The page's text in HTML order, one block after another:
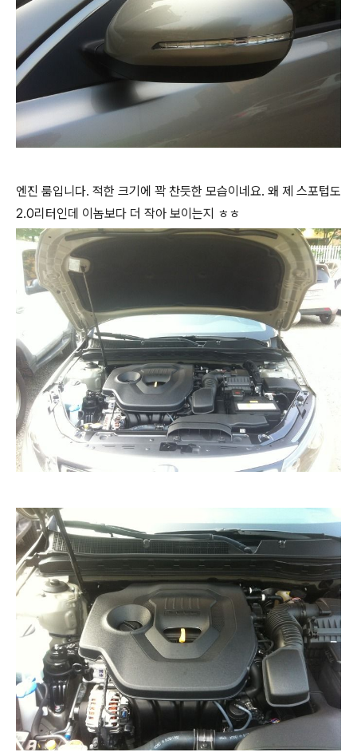
엔진 룸입니다. 적한 크기에 꽉 찬듯한 모습이네요. 왜 제 스포텁도
2.0리터인데 이놈보다 더 작아 보이는지 ㅎㅎ